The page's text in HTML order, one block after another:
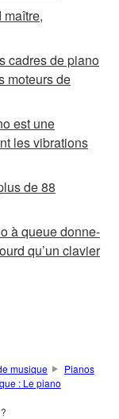
maître,
cadres de piano
moteurs de
est une
les vibrations
de 88
à queue donne-
qu’un clavier
musique
Pianos
: Le piano